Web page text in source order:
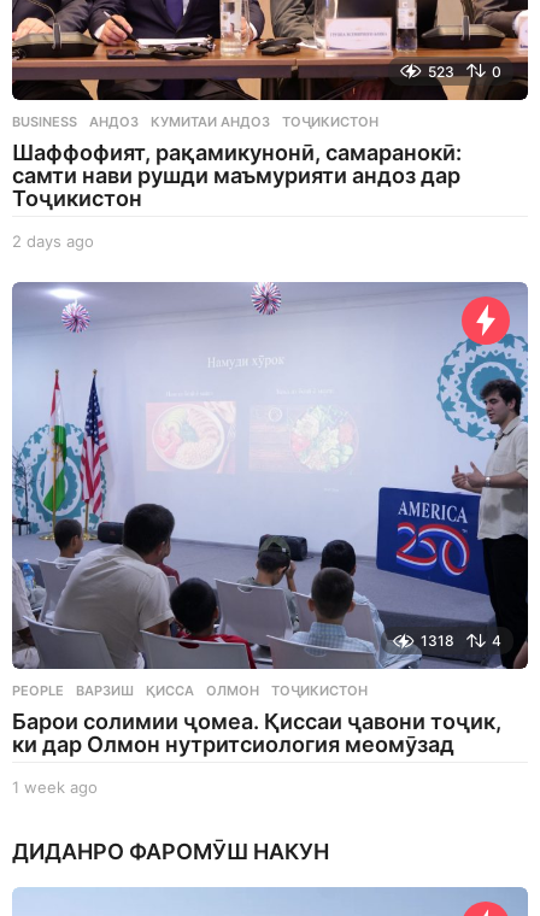
523 0
BUSINESS АНДОЗ ,КУМИТАИ АНДОЗ ,ТОҶИКИСТОН
Шаффофият, рақамикунонӣ, самаранокӣ:
самти нави рушди маъмурияти андоз дар
Тоҷикистон
2 days ago
a
g
o
1318 4
PEOPLE ВАРЗИШ ,ҚИССА ,ОЛМОН ,ТОҶИКИСТОН
Барои солимии ҷомеа. Қиссаи ҷавони тоҷик,
ки дар Олмон нутритсиология меомӯзад
1 week ago
e
ДИДАНРО ФАРОМӮШ НАКУН